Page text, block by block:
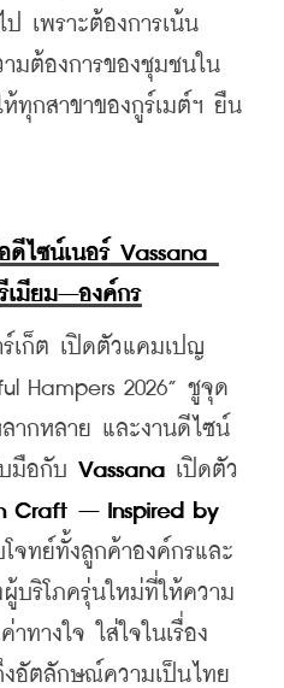
ป เพราะต้องการเน้น
มต้องการของชุมชนใน
ทุกสาขาของกูร์เมต์ฯ ยืน
ดีไซน์เนอร์ Vassana
เมียม–องค์กร
ก็ต เปิดตัวแคมเปญ
Hampers 2026” ชูจุด
ากหลาย และงานดีไซน์
มือกับ Vassana เปิดตัว
Craft – Inspired by
จทย์ทั้งลูกค้าองค์กรและ
บริโภครุ่นใหม่ที่ให้ความ
างใจ ใส่ใจในเรื่อง
อัตลักษณ์ความเป็นไทย